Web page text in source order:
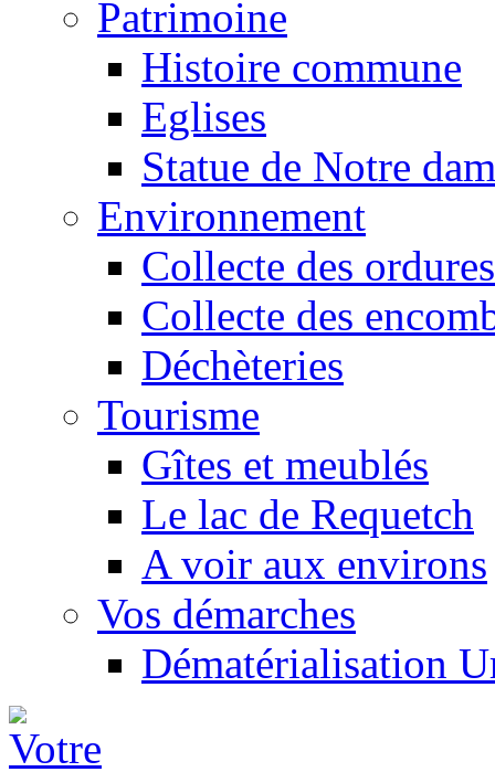
Patrimoine
Histoire commune
Eglises
Statue de Notre
Environnement
Collecte des ordures
Collecte des
Déchèteries
Tourisme
Gîtes et meublés
Le lac de Requetch
A voir aux environs
Vos démarches
Dématérialisation